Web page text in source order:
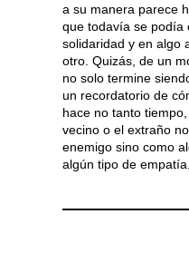
a su manera parece
que todavía se podía
solidaridad y en algo
otro. Quizás, de un
no solo termine
un recordatorio de
hace no tanto
vecino o el extraño
enemigo sino como
algún tipo de empatía.